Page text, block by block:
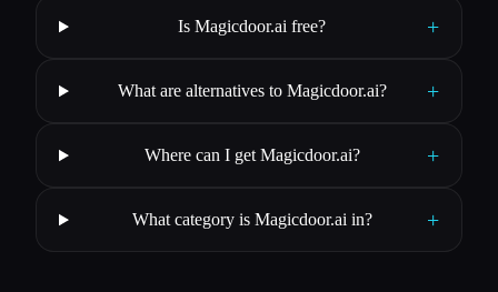
Is Magicdoor.ai free? +
What are alternatives to Magicdoor.ai? +
Where can I get Magicdoor.ai? +
What category is Magicdoor.ai in? +